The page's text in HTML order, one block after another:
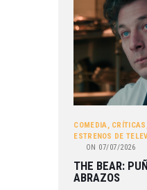
COMEDIA, CRÍTICAS
ESTRENOS DE
ON 07/07/2026
THE BEAR:
ABRAZOS